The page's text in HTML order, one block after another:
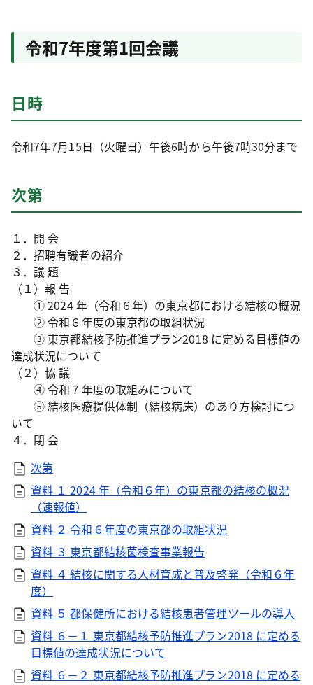
令和7年度第1回会議
日時
令和7年7月15日（火曜日）午後6時から午後7時30分まで
次第
１．開 会
２．招聘有識者の紹介
３．議 題
（１）報 告
① 2024 年（令和６年）の東京都における結核の概況
② 令和６年度の東京都の取組状況
③ 東京都結核予防推進プラン2018 に定める目標値の
達成状況について
（２）協 議
④ 令和７年度の取組みについて
⑤ 結核医療提供体制（結核病床）のあり方検討につ
いて
４．閉 会
次第
資料 １ 2024 年（令和６年）の東京都の結核の概況
（速報値）
資料 ２ 令和６年度の東京都の取組状況
資料 ３ 東京都結核菌検査事業報告
資料 ４ 結核に関する人材育成と普及啓発（令和６年
度）
資料 ５ 都保健所における結核患者管理ツールの導入
資料 ６－１ 東京都結核予防推進プラン2018 に定める
目標値の達成状況について
資料 ６－２ 東京都結核予防推進プラン2018 に定める